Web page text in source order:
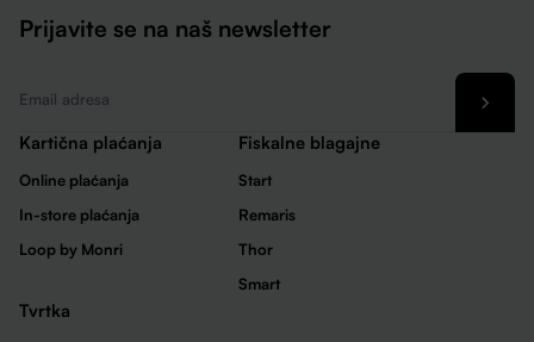
Prijavite se na naš newsletter
Kartična plaćanja
Online plaćanja
In-store plaćanja
Loop by Monri
Fiskalne blagajne
Start
Remaris
Thor
Smart
Tvrtka